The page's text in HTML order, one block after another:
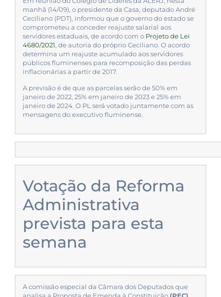
manhã (14/09), o presidente da Casa, deputado André
Ceciliano (PDT), informou que o governo do estado se
comprometeu a conceder reajuste salarial aos
servidores estaduais, de acordo com o Projeto de Lei
4680/2021, de autoria do próprio Ceciliano. O acordo
determina um reajuste acumulado aos servidores
públicos fluminenses para recomposição das perdas
inflacionárias a partir de 2017.
A previsão é de que as parcelas serão de 50% em
janeiro de 2022, 25% em janeiro de 2023 e 25% em
janeiro de 2024. O PL será votado juntamente com as
mensagens do executivo fluminense.
Votação da Reforma
Administrativa
prevista para esta
semana
A comissão especial da Câmara dos Deputados que